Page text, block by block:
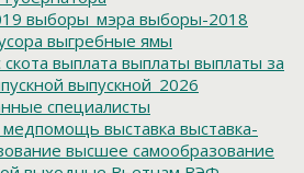
выборы_мэра выборы-2018
выгребные ямы
выплата выплаты выплаты за
выпускной_2026
специалисты
выставка выставка-
высшее самообразование